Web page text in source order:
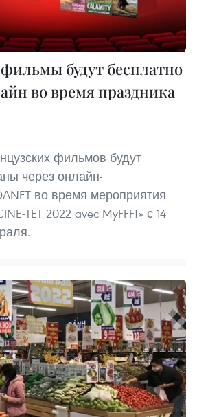
будут бесплатно
во время праздника
фильмов будут
через онлайн-
во время мероприятия
TET 2022 avec MyFFF!» с 14